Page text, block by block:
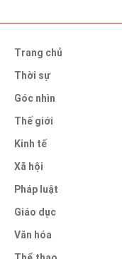
Trang chủ
Thời sự
Góc nhìn
Thế giới
Kinh tế
Xã hội
Pháp luật
Giáo dục
Văn hóa